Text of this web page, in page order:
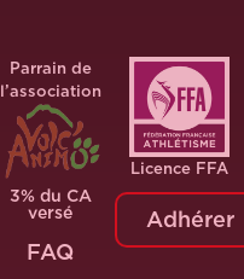
Parrain de
l’association
3% du CA
versé
FAQ
Licence FFA
Adhérer